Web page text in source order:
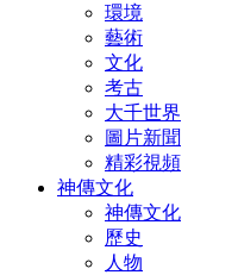
環境
藝術
文化
考古
大千世界
圖片新聞
精彩視頻
神傳文化
神傳文化
歷史
人物